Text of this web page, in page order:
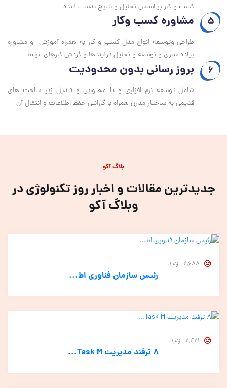
کسب و کار بر اساس تحلیل و نتایج بدست آمده
5 مشاوره کسب وکار
طراحی وتوسعه انواع مدل کسب و کار به همراه آموزش و مشاوره
پیاده سازی و توسعه و تحلیل فرآیندها و گردش کارهای مرتبط
6 بروز رسانی بدون محدودیت
شامل توسعه نرم افزاری و یا محتوایی و تبدیل زیر ساخت های
قدیمی به ساختار مدرن همراه با گارانتی حفظ اطلاعات و انتقال آن
بلاگ آکو
جدیدترین مقالات و اخبار روز تکنولوژی در
وبلاگ آکو
2,688 بازدید
رئیس سازمان فناوری اط...
2,421 بازدید
۸ ترفند مدیریت Task M...